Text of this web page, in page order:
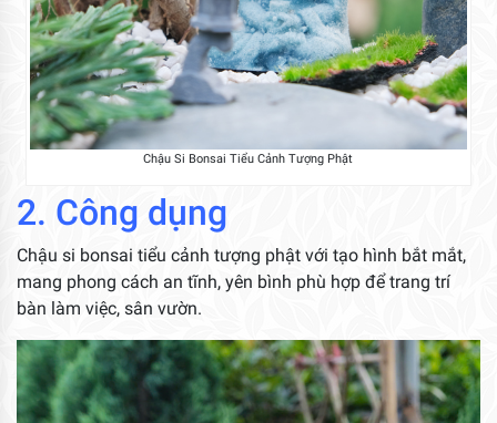
Chậu Si Bonsai Tiểu Cảnh Tượng Phật
2. Công dụng
Chậu si bonsai tiểu cảnh tượng phật với tạo hình bắt mắt,
mang phong cách an tĩnh, yên bình phù hợp để trang trí
bàn làm việc, sân vườn.